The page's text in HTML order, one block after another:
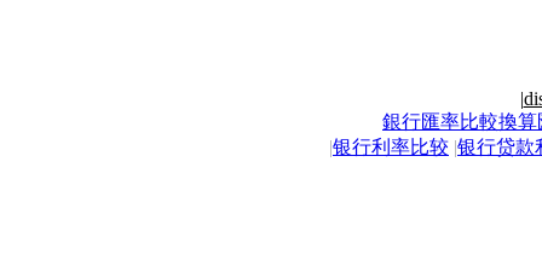
|
銀行匯率比較換算
|银行利率比较 |银行贷款